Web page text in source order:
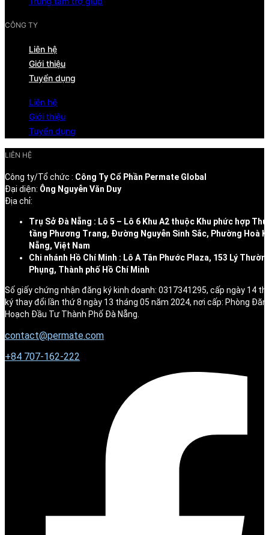
CÔNG TY
Liên hệ
Giới thiệu
Tuyển dụng
Liên hệ
Giới thiệu
Tuyển dụng
LIÊN HỆ
Công ty/Tổ chức : Công Ty Cổ Phần Permate Global
Đại diện: Ông Nguyễn Văn Duy
Địa chỉ:
Trụ Sở Đà Nẵng : Lô 5 – Lô 6 Khu A2 thuộc Khu phức hợp
tầng Phương Trang, Đường Nguyễn Sinh Sắc, Phường Hoà
Nẵng, Việt Nam
Chi nhánh Hồ Chí Minh : Lô A Tân Phước Plaza, 153 Lý
Phụng, Thành phố Hồ Chí Minh
Số giấy chứng nhận đăng ký kinh doanh: 0317341295, cấp ngày 14
ký thay đổi lần thứ 8 ngày 13 tháng 05 năm 2024, nơi cấp: Phòng
Hoạch Đầu Tư Thành Phố Đà Nẵng.
contact@permate.com
+84 707-162-222